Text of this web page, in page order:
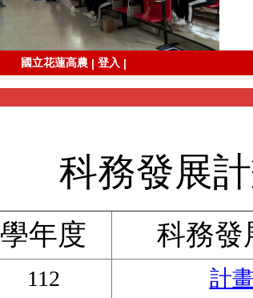
國立花蓮高農 | 登入 |
科務發展
學年度 科務發
112
計